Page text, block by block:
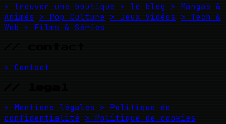
> trouver une boutique > le blog > Mangas &
Animés
> Pop Culture > Jeux Vidéos
> Tech &
Web > Films & Séries
> Contact
> Mentions légales
> Politique de
confidentialité > Politique de cookies